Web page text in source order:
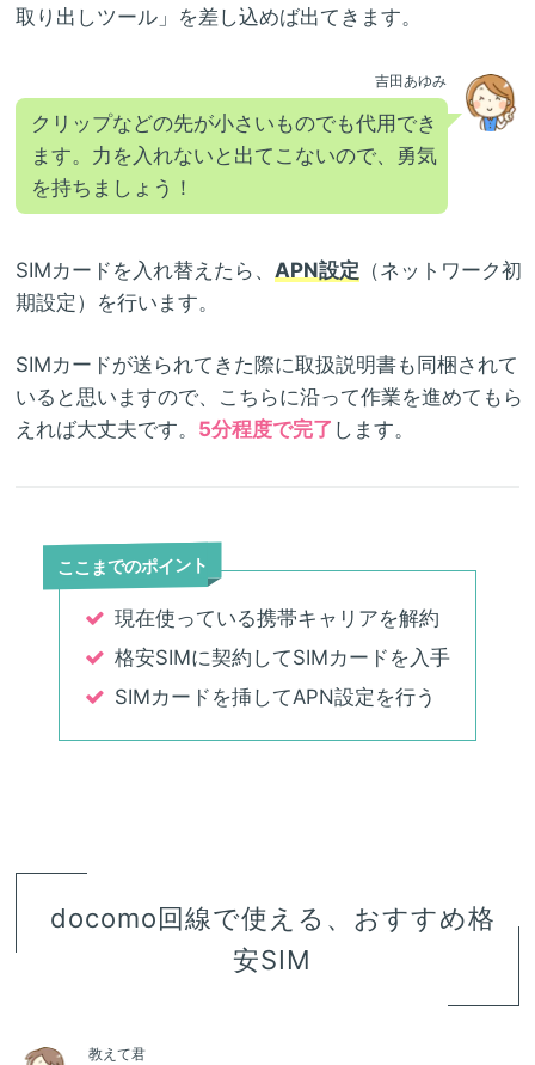
取り出しツール」を差し込めば出てきます。
吉田あゆみ
クリップなどの先が小さいものでも代用でき
ます。力を入れないと出てこないので、勇気
を持ちましょう！
SIMカードを入れ替えたら、 APN設定 （ネットワーク初
期設定）を行います。
SIMカードが送られてきた際に取扱説明書も同梱されて
いると思いますので、こちらに沿って作業を進めてもら
えれば大丈夫です。 5分程度で完了 します。
ここまでのポイント
現在使っている携帯キャリアを解約
格安SIMに契約してSIMカードを入手
SIMカードを挿してAPN設定を行う
docomo回線で使える、おすすめ格
安SIM
教えて君